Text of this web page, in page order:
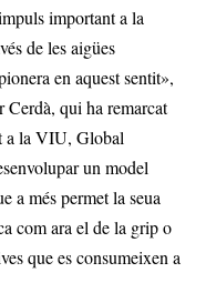
important a la
de les aigües
en aquest sentit»,
Cerdà, qui ha remarcat
a la VIU, Global
un model
a més permet la seua
com ara el de la grip o
que es consumeixen a